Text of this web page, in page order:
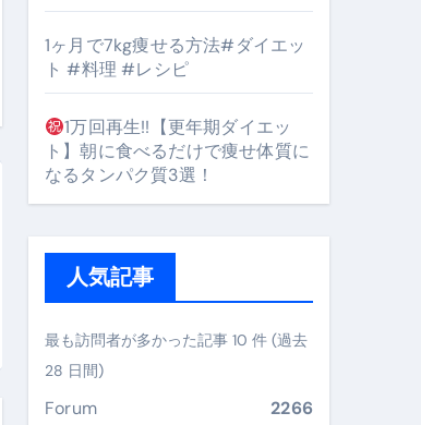
入れる方法
」完全ガイド
／ソラシドエアを目的別に選ぶコツと、失敗し
れている新定番ドメイン
1ヶ月で7kg痩せる方法#ダイエッ
ト #料理 #レシピ
1万回再生!!【更年期ダイエッ
ト】朝に食べるだけで痩せ体質に
なるタンパク質3選！
人気記事
最も訪問者が多かった記事 10 件 (過去
28 日間)
Forum 2266